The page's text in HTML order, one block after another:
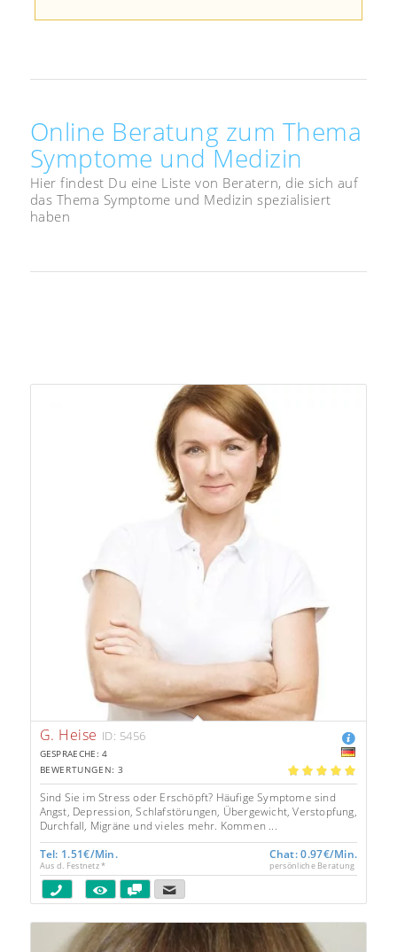
Online Beratung zum Thema
Symptome und Medizin
Hier findest Du eine Liste von Beratern, die sich auf
das Thema Symptome und Medizin spezialisiert
haben
G. Heise ID: 5456
GESPRAECHE: 4
5.00
BEWERTUNGEN: 3
Sind Sie im Stress oder Erschöpft? Häufige Symptome sind
Angst, Depression, Schlafstörungen, Übergewicht, Verstopfung,
Durchfall, Migräne und vieles mehr. Kommen ...
Tel: 1.51€/Min.
Aus d. Festnetz *
Chat: 0.97€/Min.
persönliche Beratung